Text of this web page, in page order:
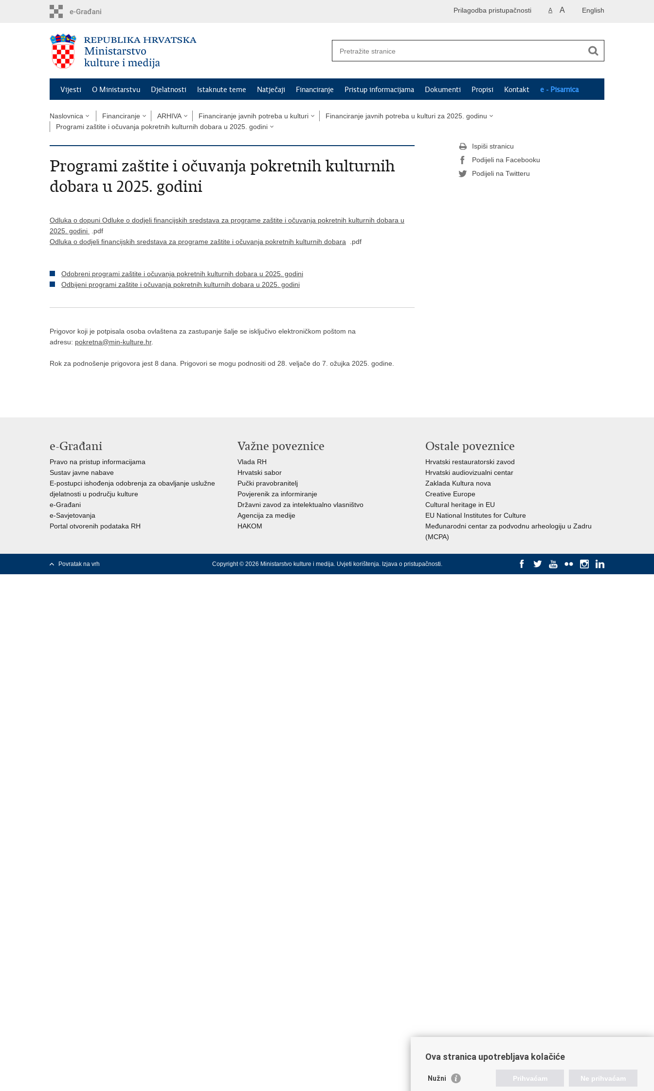
English
A A
Prilagodba pristupačnosti
Vijesti O Ministarstvu Djelatnosti Istaknute teme Natječaji Financiranje Pristup informacijama Dokumenti Propisi Kontakt e - Pisarnica
Naslovnica Financiranje ARHIVA Financiranje javnih potreba u kulturi
Financiranje javnih potreba u kulturi za 2025. godinu
Programi zaštite i očuvanja pokretnih kulturnih dobara u 2025. godini
Programi zaštite i očuvanja pokretnih kulturnih
dobara u 2025. godini
Odluka o dopuni Odluke o dodjeli financijskih sredstava za programe zaštite i očuvanja pokretnih kulturnih dobara u
2025. godini
.pdf
Odluka o dodjeli financijskih sredstava za programe zaštite i očuvanja pokretnih kulturnih dobara .pdf
Odobreni programi zaštite i očuvanja pokretnih kulturnih dobara u 2025. godini
Odbijeni programi zaštite i očuvanja pokretnih kulturnih dobara u 2025. godini
Prigovor koji je potpisala osoba ovlaštena za zastupanje šalje se isključivo elektroničkom poštom na
adresu: pokretna@min-kulture.hr.
Rok za podnošenje prigovora jest 8 dana. Prigovori se mogu podnositi od 28. veljače do 7. ožujka 2025. godine.
Ispiši stranicu
Podijeli na Facebooku
Podijeli na Twitteru
e-Građani
Pravo na pristup informacijama
Sustav javne nabave
E-postupci ishođenja odobrenja za obavljanje uslužne
djelatnosti u području kulture
e-Građani
e-Savjetovanja
Portal otvorenih podataka RH
Važne poveznice
Vlada RH
Hrvatski sabor
Pučki pravobranitelj
Povjerenik za informiranje
Državni zavod za intelektualno vlasništvo
Agencija za medije
HAKOM
Ostale poveznice
Hrvatski restauratorski zavod
Hrvatski audiovizualni centar
Zaklada Kultura nova
Creative Europe
Cultural heritage in EU
EU National Institutes for Culture
Međunarodni centar za podvodnu arheologiju u Zadru
(MCPA)
Povratak na vrh Copyright © 2026 Ministarstvo kulture i medija. Uvjeti korištenja. Izjava o pristupačnosti.
Ova stranica upotrebljava kolačiće
Nužni Prihvaćam Ne prihvaćam